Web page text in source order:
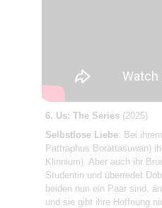
6. Us: The Series (2025)
Selbstlose Liebe: Bei
Pattraphus Borattasuwan)
Klinnium). Aber auch ihr
Studentin und überredet
beiden nun ein Paar sind,
und sie gibt ihre Hoffnung